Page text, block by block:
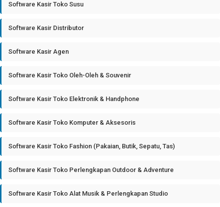
Software Kasir Toko Susu
Software Kasir Distributor
Software Kasir Agen
Software Kasir Toko Oleh-Oleh & Souvenir
Software Kasir Toko Elektronik & Handphone
Software Kasir Toko Komputer & Aksesoris
Software Kasir Toko Fashion (Pakaian, Butik, Sepatu, Tas)
Software Kasir Toko Perlengkapan Outdoor & Adventure
Software Kasir Toko Alat Musik & Perlengkapan Studio